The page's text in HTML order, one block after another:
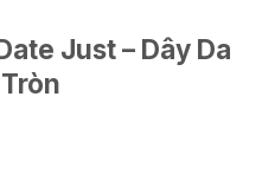
Just – Dây Da